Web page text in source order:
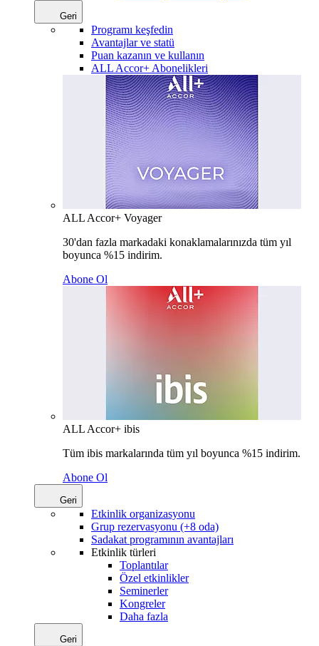
Geri
Programı keşfedin
Avantajlar ve statü
Puan kazanın ve kullanın
ALL Accor+ Abonelikleri
ALL Accor+ Voyager
30'dan fazla markadaki konaklamalarınızda tüm yıl
boyunca %15 indirim.
Abone Ol
ALL Accor+ ibis
Tüm ibis markalarında tüm yıl boyunca %15 indirim.
Abone Ol
Geri
Etkinlik organizasyonu
Grup rezervasyonu (+8 oda)
Sadakat programının avantajları
Etkinlik türleri
Toplantılar
Özel etkinlikler
Seminerler
Kongreler
Daha fazla
Geri